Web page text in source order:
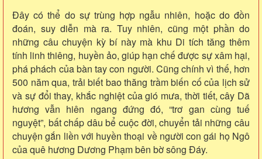
Đây có thể do sự trùng hợp ngẫu nhiên, hoặc do đồn
đoán, suy diễn mà ra. Tuy nhiên, cũng một phần do
những câu chuyện kỳ bí này mà khu Di tích tăng thêm
tính linh thiêng, huyền ảo, giúp hạn chế được sự xâm hại,
phá phách của bàn tay con người. Cũng chính vì thế, hơn
500 năm qua, trải biết bao thăng trầm biến cố của lịch sử
và sự đổi thay, khắc nghiệt của gió mưa, thời tiết, cây Dã
hương vẫn hiên ngang đứng đó, “trơ gan cùng tuế
nguyệt”, bất chấp dâu bể cuộc đời, chuyển tải những câu
chuyện gắn liền với huyền thoại về người con gái họ Ngô
của quê hương Dương Phạm bên bờ sông Đáy.